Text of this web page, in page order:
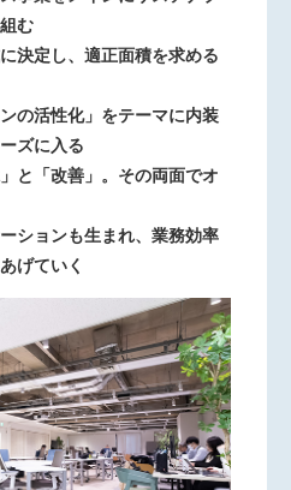
む
決定し、適正面積を求める
の活性化」をテーマに内装
ズに入る
と「改善」。その両面でオ
ションも生まれ、業務効率
げていく